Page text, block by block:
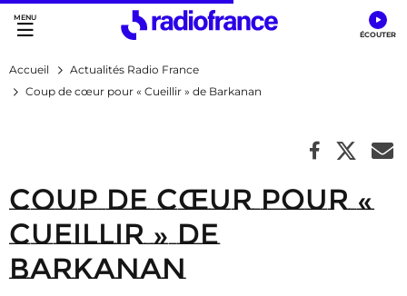
Accès direct :
Menu principal
Contenu
Accueil
Actualités Radio France
Coup de cœur pour « Cueillir » de Barkanan
Coup de cœur pour «
Cueillir » de
Barkanan